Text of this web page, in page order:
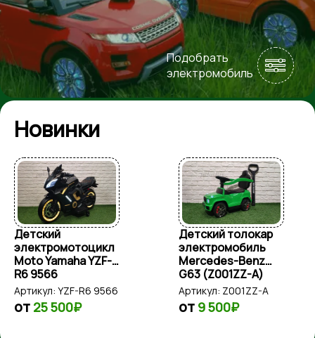
Подобрать
электромобиль
Новинки
Детский толокар
электромобиль
Mercedes-Benz
G63 (Z001ZZ-A)
Артикул:Z001ZZ-A
от9 500₽
Детский
электромобиль
Toyota М888БХ
Артикул:М888БХ
от38 000₽